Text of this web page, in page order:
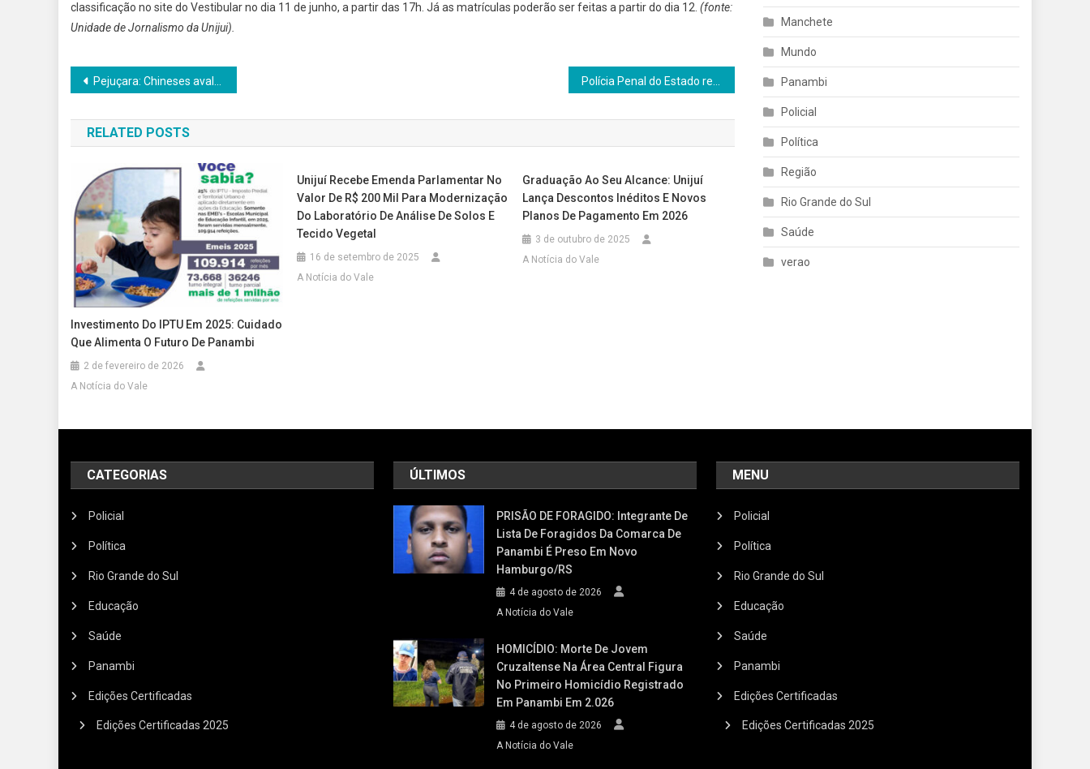
classificação no site do Vestibular no dia 11 de junho, a partir das 17h. Já as matrículas poderão ser feitas a partir do dia 12. (fonte:
Unidade de Jornalismo da Unijui).
Navegação
de
Post
Pejuçara: Chineses avaliam investimento milionário no município
RELATED POSTS
Investimento Do IPTU Em 2025: Cuidado
Que Alimenta O Futuro De Panambi
2 de fevereiro de 2026
A Notícia do Vale
Unijuí Recebe Emenda Parlamentar No
Valor De R$ 200 Mil Para Modernização
Do Laboratório De Análise De Solos E
Tecido Vegetal
16 de setembro de 2025
A Notícia do Vale
Graduação Ao Seu Alcance: Unijuí
Lança Descontos Inéditos E Novos
Planos De Pagamento Em 2026
3 de outubro de 2025
A Notícia do Vale
Manchete
Mundo
Panambi
Policial
Política
Região
Rio Grande do Sul
Saúde
verao
CATEGORIAS
Policial
Política
Rio Grande do Sul
Educação
Saúde
Panambi
Edições Certificadas
Edições Certificadas 2025
ÚLTIMOS
PRISÃO DE FORAGIDO: Integrante De
Lista De Foragidos Da Comarca De
Panambi É Preso Em Novo
Hamburgo/RS
4 de agosto de 2026
A Notícia do Vale
HOMICÍDIO: Morte De Jovem
Cruzaltense Na Área Central Figura
No Primeiro Homicídio Registrado
Em Panambi Em 2.026
4 de agosto de 2026
A Notícia do Vale
MENU
Policial
Política
Rio Grande do Sul
Educação
Saúde
Panambi
Edições Certificadas
Edições Certificadas 2025